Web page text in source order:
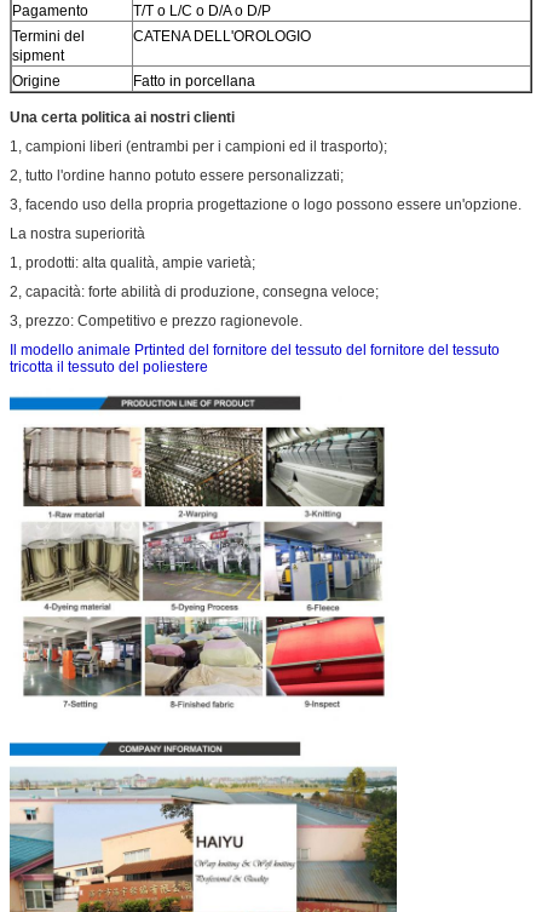
Pagamento
T/T o L/C o D/A o D/P
Termini del
sipment
CATENA DELL'OROLOGIO
Origine Fatto in porcellana
Una certa politica ai nostri clienti
1, campioni liberi (entrambi per i campioni ed il trasporto);
2, tutto l'ordine hanno potuto essere personalizzati;
3, facendo uso della propria progettazione o logo possono essere un'opzione.
La nostra superiorità
1, prodotti: alta qualità, ampie varietà;
2, capacità: forte abilità di produzione, consegna veloce;
3, prezzo: Competitivo e prezzo ragionevole.
Il modello animale Prtinted del fornitore del tessuto del fornitore del tessuto
tricotta il tessuto del poliestere